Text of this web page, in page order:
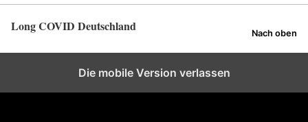
Long COVID Deutschland Nach oben
Die mobile Version verlassen